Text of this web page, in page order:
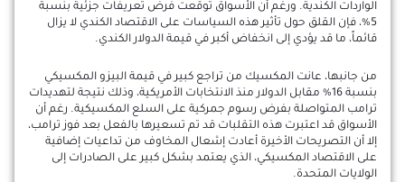
الواردات الكندية. ورغم أن الأسواق توقعت فرض تعريفات جزئية بنسبة
5%، فإن القلق حول تأثير هذه السياسات على الاقتصاد الكندي لا يزال
قائماً، ما قد يؤدي إلى انخفاض أكبر في قيمة الدولار الكندي.
من جانبها، عانت المكسيك من تراجع كبير في قيمة البيزو المكسيكي
بنسبة 16% مقابل الدولار منذ الانتخابات الأمريكية، وذلك نتيجة لتهديدات
ترامب المتواصلة بفرض رسوم جمركية على السلع المكسيكية. رغم أن
الأسواق قد اعتبرت هذه التقلبات قد تم تسعيرها بالفعل بعد فوز ترامب،
إلا أن التصريحات الأخيرة أعادت إشعال المخاوف من تداعيات إضافية
على الاقتصاد المكسيكي، الذي يعتمد بشكل كبير على الصادرات إلى
الولايات المتحدة.